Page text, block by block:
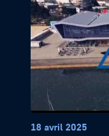
18 avril 2025